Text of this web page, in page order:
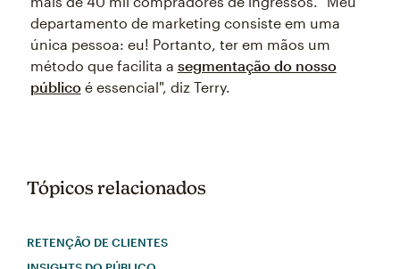
departamento de marketing consiste em uma
única pessoa: eu! Portanto, ter em mãos um
método que facilita a segmentação do nosso
públicoé essencial", diz Terry.
Tópicos relacionados
RETENÇÃO DE CLIENTES